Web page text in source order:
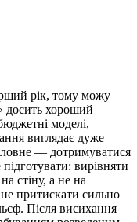
рік, тому можу
досить хороший
моделі,
виглядає дуже
— дотримуватися
вирівняти
стіну, а не на
притискати сильно
Після висихання